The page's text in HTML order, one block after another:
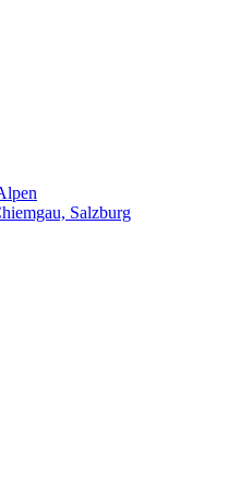
Salzburg